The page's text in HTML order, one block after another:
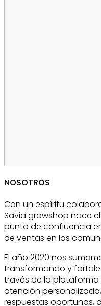
NOSOTROS
Con un espíritu
Savia growshop nace
punto de confluencia
de ventas en las
El año 2020 nos
transformando y
través de la
atención
respuestas oportunas,